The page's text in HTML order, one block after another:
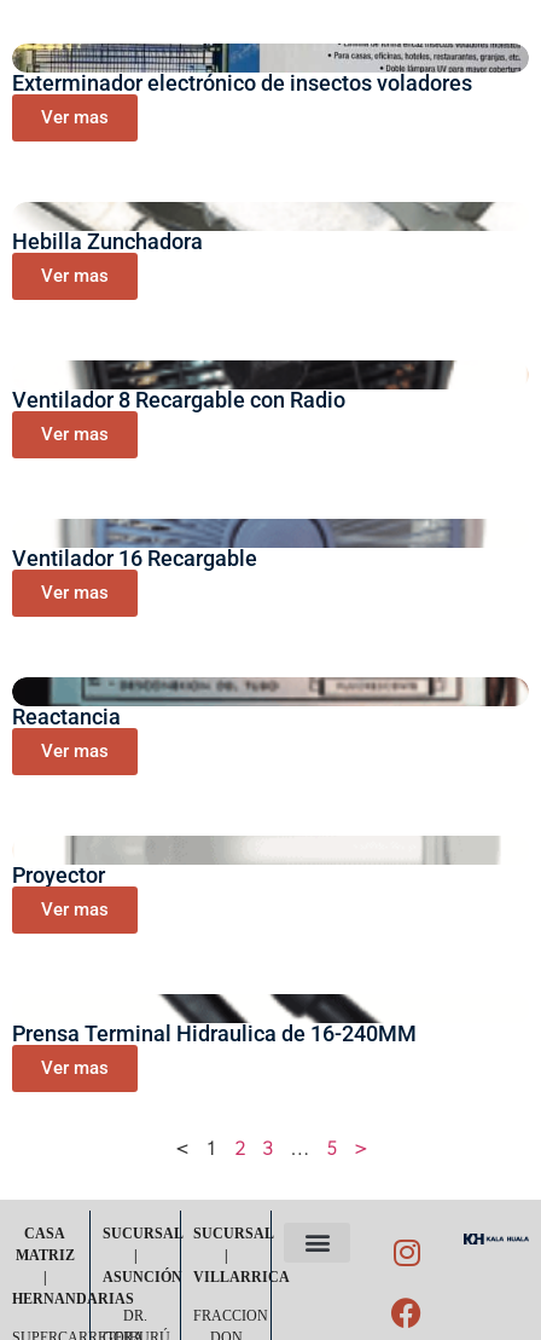
Exterminador electrónico de insectos voladores
Ver mas
Hebilla Zunchadora
Ver mas
Ventilador 8 Recargable con Radio
Ver mas
Ventilador 16 Recargable
Ver mas
Reactancia
Ver mas
Proyector
Ver mas
Prensa Terminal Hidraulica de 16-240MM
Ver mas
< 1 2 3 … 5 >
CASA
MATRIZ
|
HERNANDARIAS
SUCURSAL
|
ASUNCIÓN
DR.
SUCURSAL
|
VILLARRICA
FRACCION